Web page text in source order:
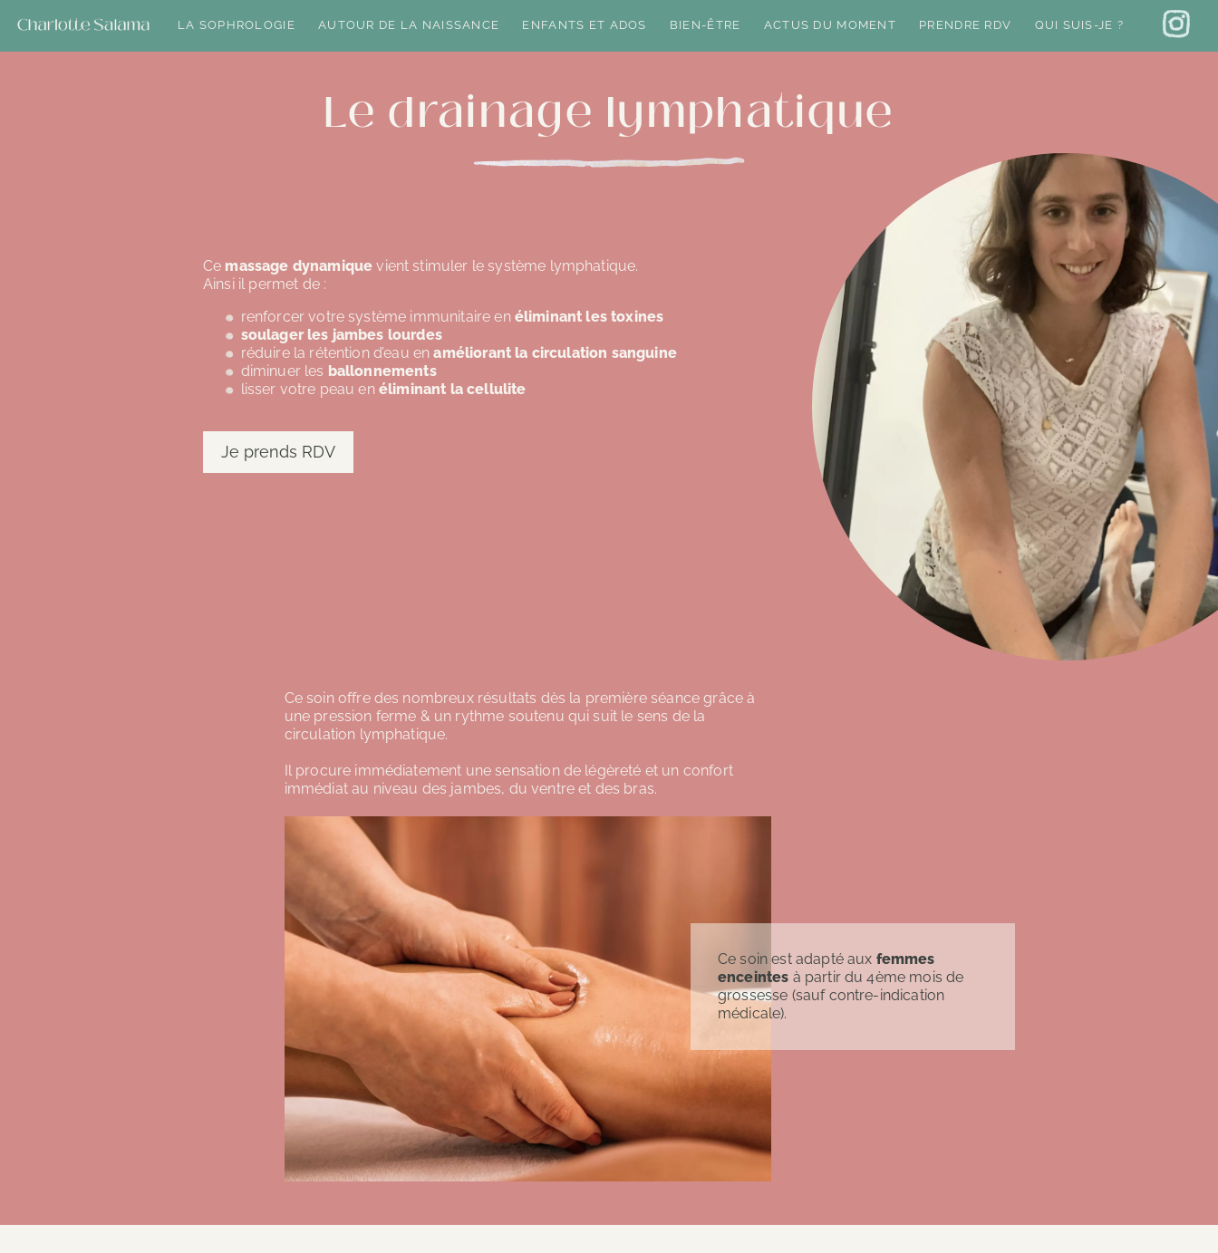
LA SOPHROLOGIE AUTOUR DE LA NAISSANCE ENFANTS ET ADOS BIEN-ÊTRE ACTUS DU MOMENT PRENDRE RDV QUI SUIS-JE ?
Le drainage lymphatique
Ce massage dynamique vient stimuler le système lymphatique.
Ainsi il permet de :
renforcer votre système immunitaire en éliminant les toxines
soulager les jambes lourdes
réduire la rétention d’eau enaméliorant la circulation sanguine
diminuer les ballonnements
lisser votre peau en éliminant la cellulite
Je prends RDV
Ce soin offre des nombreux résultats dès la première séance grâce à
une pression ferme & un rythme soutenu qui suit le sens de la
circulation lymphatique.
Il procure immédiatement une sensation de légèreté et un confort
immédiat au niveau des jambes, du ventre et des bras.
Ce soin est adapté aux femmes
enceintes à partir du 4ème mois de
grossesse (sauf contre-indication
médicale).